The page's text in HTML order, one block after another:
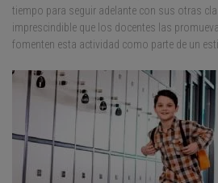
tiempo para seguir adelante con sus otras
imprescindible que los docentes las
fomenten esta actividad como parte de un